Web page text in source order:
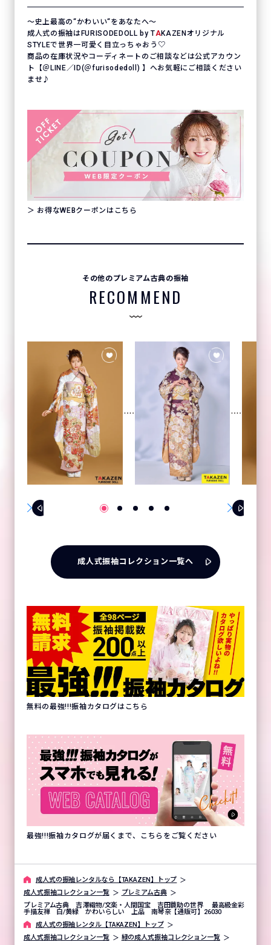
〜史上最高の“かわいい“をあなたへ〜
成人式の振袖はFURISODEDOLL by TAKAZENオリジナル
STYLEで世界一可愛く目立っちゃおう♡
商品の在庫状況やコーディネートのご相談などは公式アカウン
ト【＠LINE／ID(＠furisodedoll) 】へお気軽にご相談ください
ませ♪
＞ お得なWEBクーポンはこちら
その他のプレミアム古典の振袖
RECOMMEND
成人式振袖コレクション一覧へ
無料の最強!!!振袖カタログはこちら
最強!!!振袖カタログが届くまで、こちらをご覧ください
成⼈式の振袖レンタルなら【TAKAZEN】トップ
成人式振袖コレクション一覧
プレミアム古典
プレミアム古典 吉澤織物/文楽・人間国宝 吉田蓑助の世界 最高級金彩
手描友禅 白/黄緑 かわいらしい 上品 南琴奈【通販可】26030
成⼈式の振袖レンタル【TAKAZEN】トップ
成人式振袖コレクション一覧
緑の成人式振袖コレクション一覧